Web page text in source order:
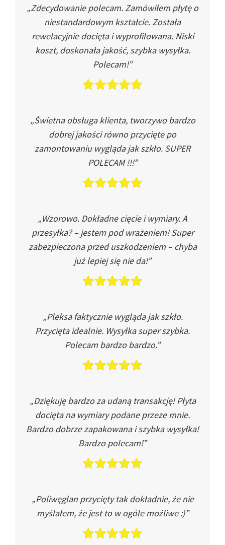
„Zdecydowanie polecam. Zamówiłem płytę o
niestandardowym kształcie. Została
rewelacyjnie docięta i wyprofilowana. Niski
koszt, doskonała jakość, szybka wysyłka.
Polecam!”
„Świetna obsługa klienta, tworzywo bardzo
dobrej jakości równo przycięte po
zamontowaniu wygląda jak szkło. SUPER
POLECAM !!!”
„Wzorowo. Dokładne cięcie i wymiary. A
przesyłka? – jestem pod wrażeniem! Super
zabezpieczona przed uszkodzeniem – chyba
już lepiej się nie da!”
„Pleksa faktycznie wygląda jak szkło.
Przycięta idealnie. Wysyłka super szybka.
Polecam bardzo bardzo.”
„Dziękuję bardzo za udaną transakcję! Płyta
docięta na wymiary podane przeze mnie.
Bardzo dobrze zapakowana i szybka wysyłka!
Bardzo polecam!”
„Poliwęglan przycięty tak dokładnie, że nie
myślałem, że jest to w ogóle możliwe :)”